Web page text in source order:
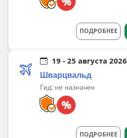
ПОДРОБНЕЕ
19 - 25 августа 2026
Шварцвальд
Гид: не назначен
%
ПОДРОБНЕЕ